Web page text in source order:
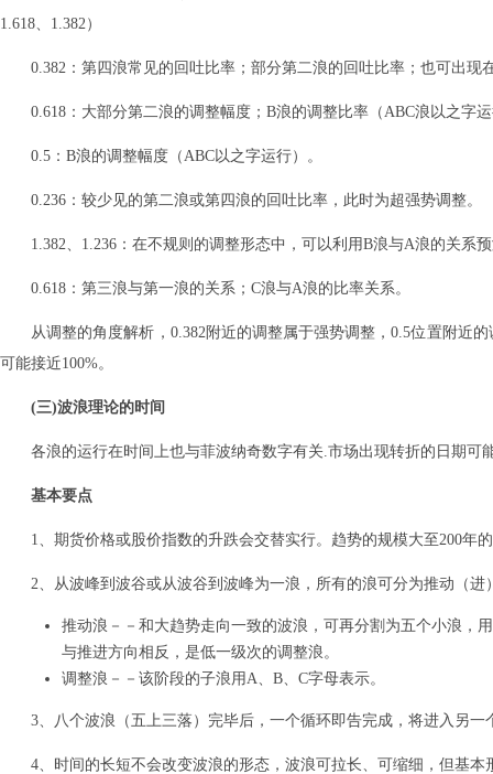
1.618、1.382）
0.382：第四浪常见的回吐比率；部分第二浪的回吐比率；也可出现
0.618：大部分第二浪的调整幅度；B浪的调整比率（ABC浪以之字
0.5：B浪的调整幅度（ABC以之字运行）。
0.236：较少见的第二浪或第四浪的回吐比率，此时为超强势调整。
1.382、1.236：在不规则的调整形态中，可以利用B浪与A浪的关系
0.618：第三浪与第一浪的关系；C浪与A浪的比率关系。
从调整的角度解析，0.382附近的调整属于强势调整，0.5位置附近
可能接近100%。
(三)波浪理论的时间
各浪的运行在时间上也与菲波纳奇数字有关.市场出现转折的日期可
基本要点
1、期货价格或股价指数的升跌会交替实行。趋势的规模大至200年
2、从波峰到波谷或从波谷到波峰为一浪，所有的浪可分为推动（
推动浪－－和大趋势走向一致的波浪，可再分割为五个小浪，
与推进方向相反，是低一级次的调整浪。
调整浪－－该阶段的子浪用A、B、C字母表示。
3、八个波浪（五上三落）完毕后，一个循环即告完成，将进入另一
4、时间的长短不会改变波浪的形态，波浪可拉长、可缩细，但基本